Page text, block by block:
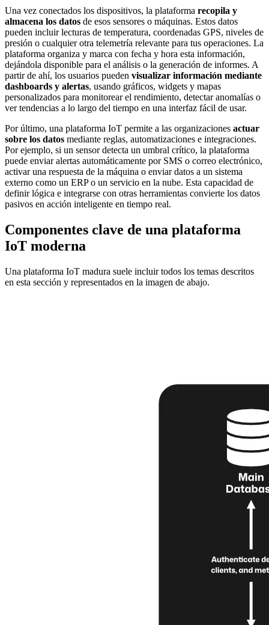
Una vez conectados los dispositivos, la plataforma recopila y
almacena los datos de esos sensores o máquinas. Estos datos
pueden incluir lecturas de temperatura, coordenadas GPS, niveles de
presión o cualquier otra telemetría relevante para tus operaciones. La
plataforma organiza y marca con fecha y hora esta información,
dejándola disponible para el análisis o la generación de informes. A
partir de ahí, los usuarios pueden visualizar información mediante
dashboards y alertas, usando gráficos, widgets y mapas
personalizados para monitorear el rendimiento, detectar anomalías o
ver tendencias a lo largo del tiempo en una interfaz fácil de usar.
Por último, una plataforma IoT permite a las organizaciones actuar
sobre los datos mediante reglas, automatizaciones e integraciones.
Por ejemplo, si un sensor detecta un umbral crítico, la plataforma
puede enviar alertas automáticamente por SMS o correo electrónico,
activar una respuesta de la máquina o enviar datos a un sistema
externo como un ERP o un servicio en la nube. Esta capacidad de
definir lógica e integrarse con otras herramientas convierte los datos
pasivos en acción inteligente en tiempo real.
Componentes clave de una plataforma
IoT moderna
Una plataforma IoT madura suele incluir todos los temas descritos
en esta sección y representados en la imagen de abajo.